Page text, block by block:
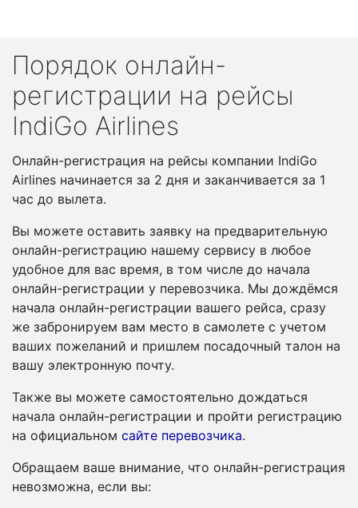
Порядок онлайн-
регистрации на рейсы
IndiGo Airlines
Онлайн-регистрация на рейсы компании IndiGo
Airlines начинается за 2 дня и заканчивается за 1
час до вылета.
Вы можете оставить заявку на предварительную
онлайн-регистрацию нашему сервису в любое
удобное для вас время, в том числе до начала
онлайн-регистрации у перевозчика. Мы дождёмся
начала онлайн-регистрации вашего рейса, сразу
же забронируем вам место в самолете с учетом
ваших пожеланий и пришлем посадочный талон на
вашу электронную почту.
Также вы можете самостоятельно дождаться
начала онлайн-регистрации и пройти регистрацию
на официальном сайте перевозчика.
Обращаем ваше внимание, что онлайн-регистрация
невозможна, если вы: